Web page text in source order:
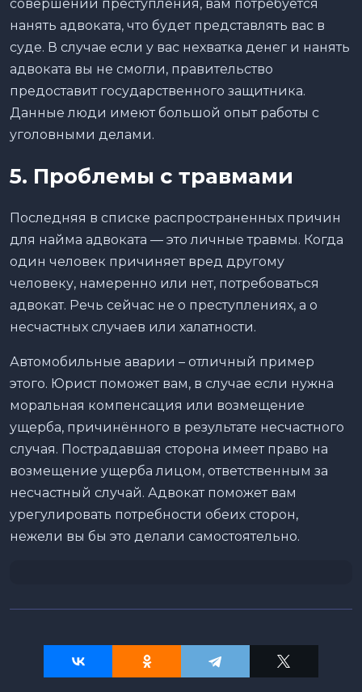
совершении преступления, вам потребуется
нанять адвоката, что будет представлять вас в
суде. В случае если у вас нехватка денег и нанять
адвоката вы не смогли, правительство
предоставит государственного защитника.
Данные люди имеют большой опыт работы с
уголовными делами.
5. Проблемы с травмами
Последняя в списке распространенных причин
для найма адвоката — это личные травмы. Когда
один человек причиняет вред другому
человеку, намеренно или нет, потребоваться
адвокат. Речь сейчас не о преступлениях, а о
несчастных случаев или халатности.
Автомобильные аварии – отличный пример
этого. Юрист поможет вам, в случае если нужна
моральная компенсация или возмещение
ущерба, причинённого в результате несчастного
случая. Пострадавшая сторона имеет право на
возмещение ущерба лицом, ответственным за
несчастный случай. Адвокат поможет вам
урегулировать потребности обеих сторон,
нежели вы бы это делали самостоятельно.